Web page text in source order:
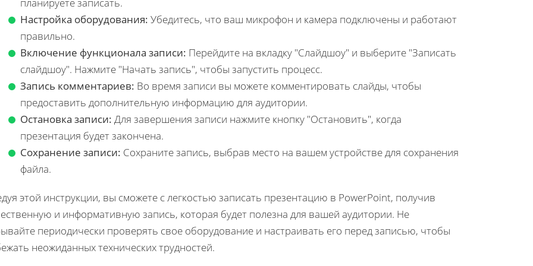
планируете записать.
Настройка оборудования: Убедитесь, что ваш микрофон и камера подключены и работают
правильно.
Включение функционала записи: Перейдите на вкладку "Слайдшоу" и выберите "Записать
слайдшоу". Нажмите "Начать запись", чтобы запустить процесс.
Запись комментариев: Во время записи вы можете комментировать слайды, чтобы
предоставить дополнительную информацию для аудитории.
Остановка записи: Для завершения записи нажмите кнопку "Остановить", когда
презентация будет закончена.
Сохранение записи: Сохраните запись, выбрав место на вашем устройстве для сохранения
файла.
этой инструкции, вы сможете с легкостью записать презентацию в PowerPoint, получив
и информативную запись, которая будет полезна для вашей аудитории. Не
периодически проверять свое оборудование и настраивать его перед записью, чтобы
неожиданных технических трудностей.